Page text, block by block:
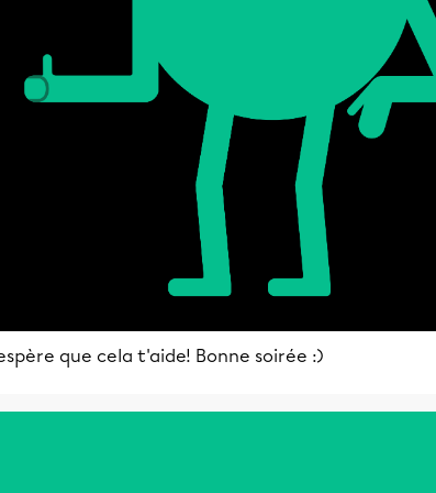
que cela t'aide! Bonne soirée :)